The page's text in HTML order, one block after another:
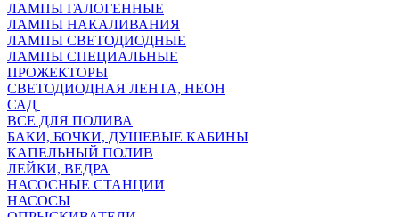
ЛАМПЫ ГАЛОГЕННЫЕ
ЛАМПЫ НАКАЛИВАНИЯ
ЛАМПЫ СВЕТОДИОДНЫЕ
ЛАМПЫ СПЕЦИАЛЬНЫЕ
ПРОЖЕКТОРЫ
СВЕТОДИОДНАЯ ЛЕНТА, НЕОН
САД
ВСЕ ДЛЯ ПОЛИВА
БАКИ, БОЧКИ, ДУШЕВЫЕ КАБИНЫ
КАПЕЛЬНЫЙ ПОЛИВ
ЛЕЙКИ, ВЕДРА
НАСОСНЫЕ СТАНЦИИ
НАСОСЫ